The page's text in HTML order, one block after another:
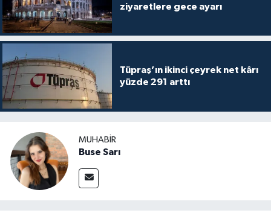
ziyaretlere gece ayarı
Tüpraş’ın ikinci çeyrek net kârı
yüzde 291 arttı
MUHABIR
Buse Sarı